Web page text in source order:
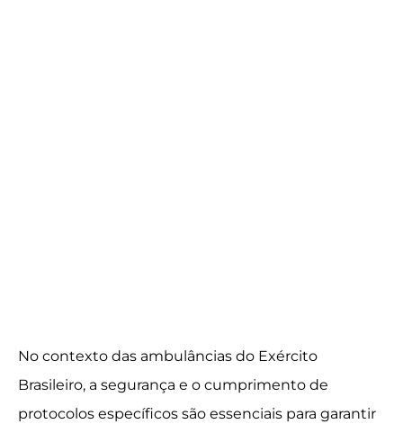
No contexto das ambulâncias do Exército
Brasileiro, a segurança e o cumprimento de
protocolos específicos são essenciais para garantir